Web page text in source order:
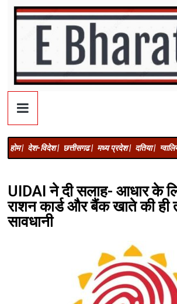
होम | देश-विदेश | छत्तीसगढ | मध्य प्रदेश | दतिया |
UIDAI ने दी सलाह- आधार के
राशन कार्ड और बैंक खाते की ही
सावधानी